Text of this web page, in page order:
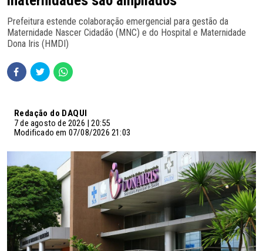
Prefeitura estende colaboração emergencial para gestão da
Maternidade Nascer Cidadão (MNC) e do Hospital e Maternidade
Dona Iris (HMDI)
Redação do DAQUI
7 de agosto de 2026 | 20:55
Modificado em 07/08/2026 21:03